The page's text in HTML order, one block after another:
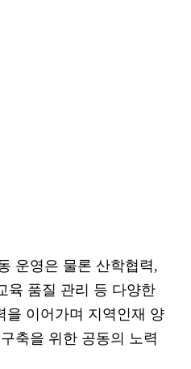
운영은 물론 산학협력,
육 품질 관리 등 다양한
을 이어가며 지역인재 양
축을 위한 공동의 노력